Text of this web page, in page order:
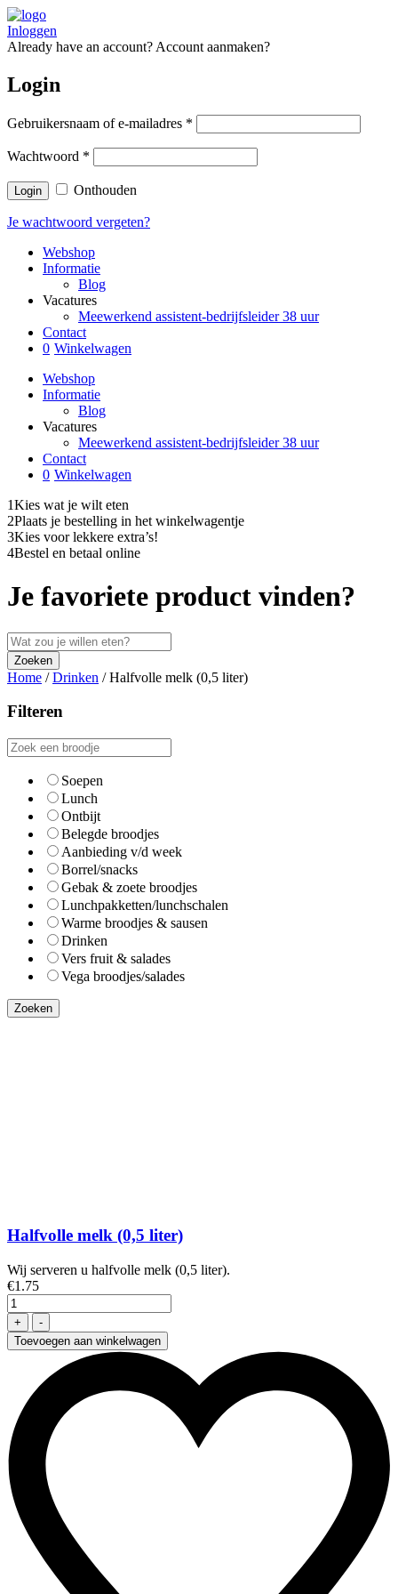
Inloggen
Already have an account? Account aanmaken?
Login
Gebruikersnaam of e-mailadres *
Wachtwoord *
Onthouden
Je wachtwoord vergeten?
Webshop
Informatie
Blog
Vacatures
Meewerkend assistent-bedrijfsleider 38 uur
Contact
0 Winkelwagen
Webshop
Informatie
Blog
Vacatures
Meewerkend assistent-bedrijfsleider 38 uur
Contact
0 Winkelwagen
1Kies wat je wilt eten
2Plaats je bestelling in het winkelwagentje
3Kies voor lekkere extra’s!
4Bestel en betaal online
Je favoriete product vinden?
Home / Drinken /Halfvolle melk (0,5 liter)
Filteren
Soepen
Lunch
Ontbijt
Belegde broodjes
Aanbieding v/d week
Borrel/snacks
Gebak & zoete broodjes
Lunchpakketten/lunchschalen
Warme broodjes & sausen
Drinken
Vers fruit & salades
Vega broodjes/salades
Halfvolle melk (0,5 liter)
Wij serveren u halfvolle melk (0,5 liter).
€1 .75
Toevoegen aan winkelwagen